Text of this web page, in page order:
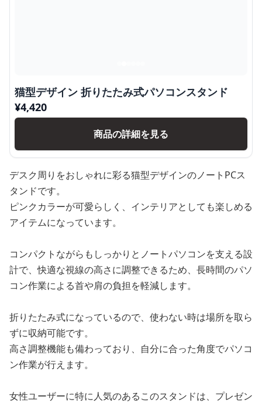
猫型デザイン 折りたたみ式パソコンスタンド
¥4,420
商品の詳細を見る
デスク周りをおしゃれに彩る猫型デザインのノートPCス
タンドです。
ピンクカラーが可愛らしく、インテリアとしても楽しめる
アイテムになっています。
コンパクトながらもしっかりとノートパソコンを支える設
計で、快適な視線の高さに調整できるため、長時間のパソ
コン作業による首や肩の負担を軽減します。
折りたたみ式になっているので、使わない時は場所を取ら
ずに収納可能です。
高さ調整機能も備わっており、自分に合った角度でパソコ
ン作業が行えます。
女性ユーザーに特に人気のあるこのスタンドは、プレゼン